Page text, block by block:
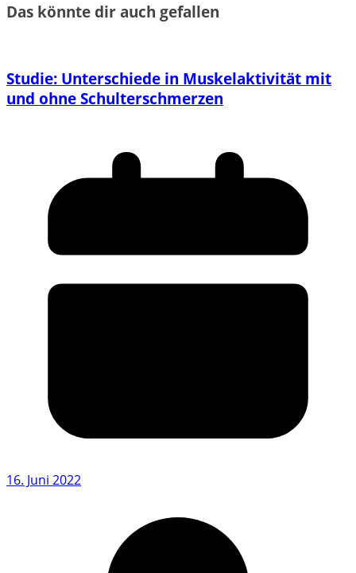
Das könnte dir auch gefallen
Studie: Unterschiede in Muskelaktivität mit
und ohne Schulterschmerzen
16. Juni 2022